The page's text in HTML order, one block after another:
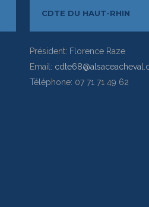
CDTE DU HAUT-RHIN
Président: Florence Raze
Email:
Téléphone: 07 71 71 49 62